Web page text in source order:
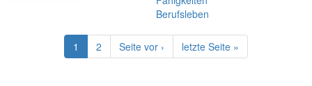
Berufsleben
Seitennummerierung
Aktuelle
Seite
1 Page
2
Nächste
Seite
Seite vor ›
Letzte
Seite
letzte Seite »